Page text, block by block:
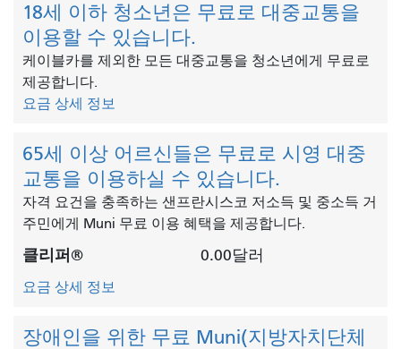
18세 이하 청소년은 무료로 대중교통을
이용할 수 있습니다.
케이블카를 제외한 모든 대중교통을 청소년에게 무료로
제공합니다.
요금 상세 정보
65세 이상 어르신들은 무료로 시영 대중
교통을 이용하실 수 있습니다.
자격 요건을 충족하는 샌프란시스코 저소득 및 중소득 거
주민에게 Muni 무료 이용 혜택을 제공합니다.
클리퍼® 0.00달러
요금 상세 정보
장애인을 위한 무료 Muni(지방자치단체